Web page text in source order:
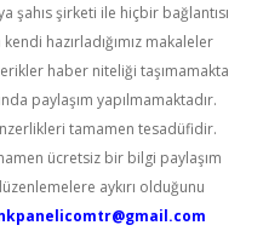
şahıs şirketi ile hiçbir bağlantısı
hazırladığımız makaleler
haber niteliği taşımamakta
paylaşım yapılmamaktadır.
tamamen tesadüfidir.
ücretsiz bir bilgi paylaşım
aykırı olduğunu